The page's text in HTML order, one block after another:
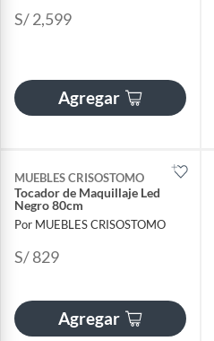
S/ 2,599
Agregar
MUEBLES CRISOSTOMO
Tocador de Maquillaje Led
Negro 80cm
Por MUEBLES CRISOSTOMO
S/ 829
Agregar